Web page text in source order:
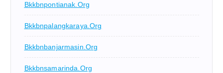
Bkkbnpontianak.org
Bkkbnpalangkaraya.org
Bkkbnbanjarmasin.org
Bkkbnsamarinda.org